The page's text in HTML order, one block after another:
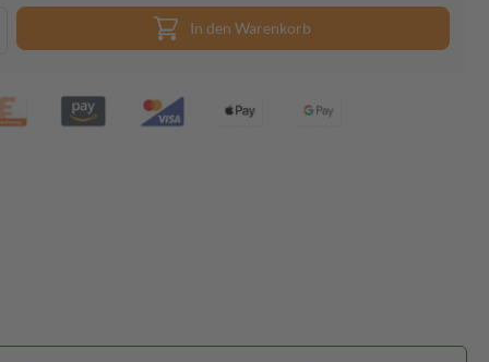
In den Warenkorb